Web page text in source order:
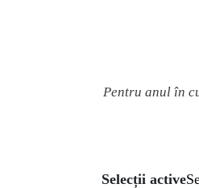
Pentru anul în
Selecții active